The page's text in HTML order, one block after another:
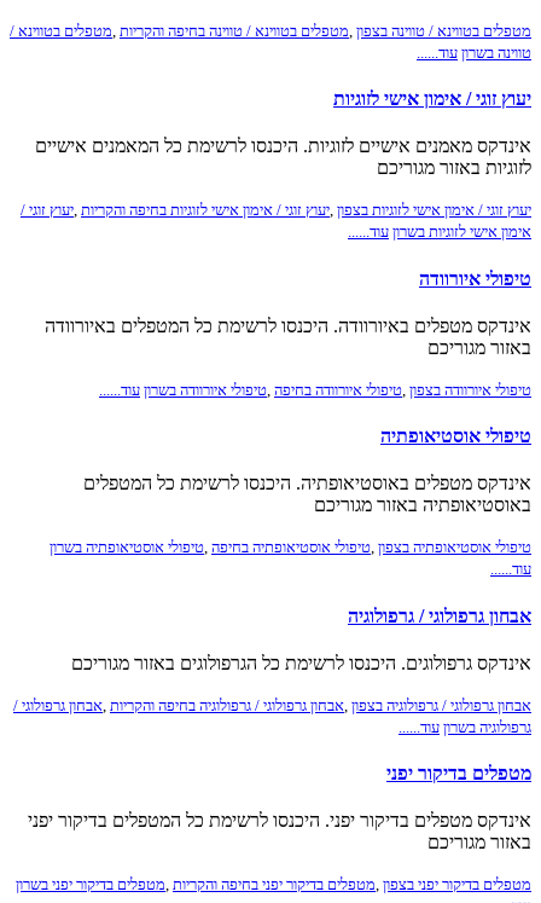
מטפלים בטווינא / טווינה בצפון מטפלים בטווינא / טווינה בחיפה והקריות מטפלים בטווינא /
טווינה בשרון עוד......
יעוץ זוגי / אימון אישי לזוגיות
אינדקס מאמנים אישיים לזוגיות. היכנסו לרשימת כל המאמנים אישיים
לזוגיות באזור מגוריכם
יעוץ זוגי / אימון אישי לזוגיות בצפון ,יעוץ זוגי / אימון אישי לזוגיות בחיפה והקריות ,יעוץ זוגי /
אימון אישי לזוגיות בשרון עוד......
טיפולי איורוודה
אינדקס מטפלים באיורוודה. היכנסו לרשימת כל המטפלים באיורוודה
באזור מגוריכם
טיפולי איורוודה בצפון טיפולי איורוודה בחיפה טיפולי איורוודה בשרון עוד......
טיפולי אוסטיאופתיה
אינדקס מטפלים באוסטיאופתיה. היכנסו לרשימת כל המטפלים
באוסטיאופתיה באזור מגוריכם
טיפולי אוסטיאופתיה בצפון ,טיפולי אוסטיאופתיה בחיפה ,טיפולי אוסטיאופתיה בשרון
עוד......
אבחון גרפולוגי / גרפולוגיה
אינדקס גרפולוגים. היכנסו לרשימת כל הגרפולוגים באזור מגוריכם
אבחון גרפולוגי / גרפולוגיה בצפון אבחון גרפולוגי / גרפולוגיה בחיפה והקריות אבחון גרפולוגי /
גרפולוגיה בשרון עוד......
מטפלים בדיקור יפני
אינדקס מטפלים בדיקור יפני. היכנסו לרשימת כל המטפלים בדיקור יפני
באזור מגוריכם
מטפלים בדיקור יפני בצפון ,מטפלים בדיקור יפני בחיפה והקריות ,מטפלים בדיקור יפני בשרון